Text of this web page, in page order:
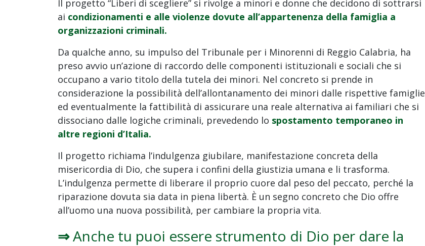
Il progetto “Liberi di scegliere” si rivolge a minori e donne che decidono di sottrarsi
ai condizionamenti e alle violenze dovute all’appartenenza della famiglia a
organizzazioni criminali.
Da qualche anno, su impulso del Tribunale per i Minorenni di Reggio Calabria, ha
preso avvio un’azione di raccordo delle componenti istituzionali e sociali che si
occupano a vario titolo della tutela dei minori. Nel concreto si prende in
considerazione la possibilità dell’allontanamento dei minori dalle rispettive famiglie
ed eventualmente la fattibilità di assicurare una reale alternativa ai familiari che si
dissociano dalle logiche criminali, prevedendo lo spostamento temporaneo in
altre regioni d’Italia.
Il progetto richiama l’indulgenza giubilare, manifestazione concreta della
misericordia di Dio, che supera i confini della giustizia umana e li trasforma.
L’indulgenza permette di liberare il proprio cuore dal peso del peccato, perché la
riparazione dovuta sia data in piena libertà. È un segno concreto che Dio offre
all’uomo una nuova possibilità, per cambiare la propria vita.
⇒Anche tu puoi essere strumento di Dio per dare la